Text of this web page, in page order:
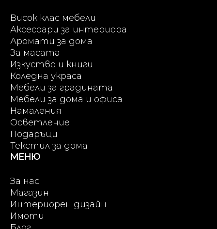
Висок клас мебели
Аксесоари за интериора
Аромати за дома
За масата
Изкуство и книги
Коледна украса
Мебели за градината
Мебели за дома и офиса
Намаления
Осветление
Подаръци
Текстил за дома
МЕНЮ
За нас
Магазин
Интериорен дизайн
Имоти